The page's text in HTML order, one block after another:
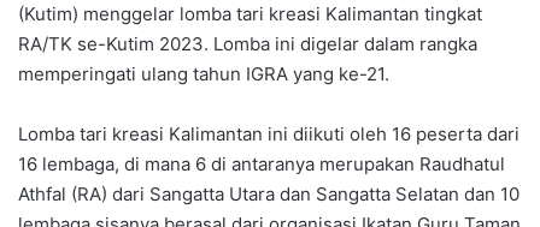
(Kutim) menggelar lomba tari kreasi Kalimantan tingkat
RA/TK se-Kutim 2023. Lomba ini digelar dalam rangka
memperingati ulang tahun IGRA yang ke-21.
Lomba tari kreasi Kalimantan ini diikuti oleh 16 peserta dari
16 lembaga, di mana 6 di antaranya merupakan Raudhatul
Athfal (RA) dari Sangatta Utara dan Sangatta Selatan dan 10